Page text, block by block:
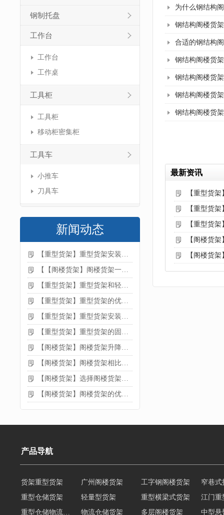
钢制托盘
工作台
工作台
工作桌
工具柜
工具柜
移动柜密集柜
工具车
小推车
刀具车
新闻动态
【重型货架】重型货架安装注意事项
【【阁楼货架】阁楼货架一般有哪些用途
【重型货架】重型货架和轻型货架的区别是什么
【重型货架】重型货架的优缺点
【重型货架】重型货架安装需要注意什么？
【重型货架】重型货架的固定方法
【阁楼货架】阁楼货架升降机需要注意哪些
【阁楼货架】阁楼货架相比传统货架的优势是什么
【阁楼货架】选择阁楼货架的好处？
【阁楼货架】阁楼货架的优点是什么
为什么钢结构
钢结构阁楼货
合适的钢结构
钢结构阁楼货
钢结构阁楼货
钢结构阁楼货
钢结构阁楼货
最新资讯
【重型货
【重型货
【重型货
【阁楼货
【阁楼货
产品导航
重型仓储货架
轻量型货架 重型横梁式货架
江门重
物流仓储货架 多层阁楼货架
中型悬
悬臂式货架
悬臂式仓储货架 角钢货架 仓储轻